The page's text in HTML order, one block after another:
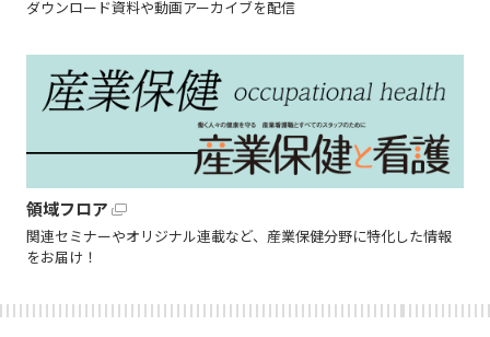
ダウンロード資料や動画アーカイブを配信
領域フロア
関連セミナーやオリジナル連載など、産業保健分野に特化した情報
をお届け！